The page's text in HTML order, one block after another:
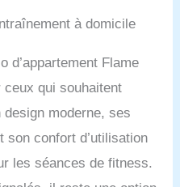
à domicile
d’appartement Flame
qui souhaitent
design moderne, ses
son confort d’utilisation
les séances de fitness.